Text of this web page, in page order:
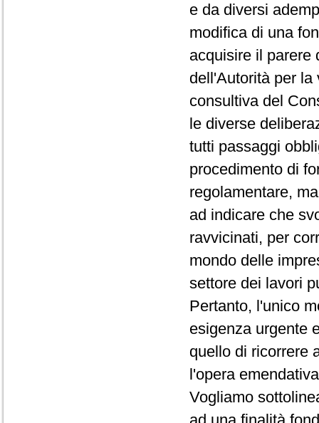
e da diversi
modifica di una
acquisire il parere
dell'Autorità per
consultiva del
le diverse
tutti passaggi
procedimento di
regolamentare,
ad indicare che
ravvicinati, per
mondo delle
settore dei lavori
Pertanto, l'unico
esigenza urgente
quello di ricorrere
l'opera
Vogliamo